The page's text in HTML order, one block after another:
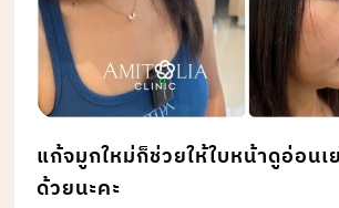
แก้จมูกใหม่ก็ช่วยให้ใบหน้าดูอ่อนเ
ด้วยนะคะ